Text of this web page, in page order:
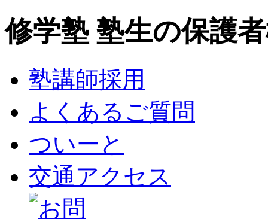
修学塾 塾生の保護
塾講師採用
よくあるご質問
ついーと
交通アクセス